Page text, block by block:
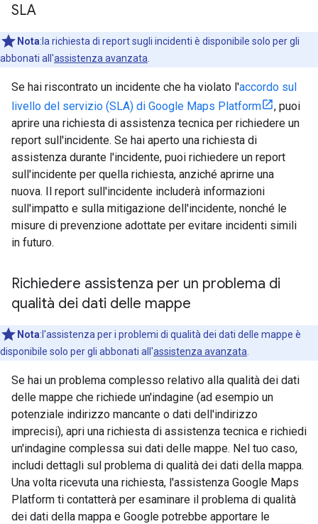
SLA
Nota:la richiesta di report sugli incidenti è disponibile solo per gli
abbonati all'assistenza avanzata
Se hai riscontrato un incidente che ha violato l'accordo sul
livello del servizio (SLA) di Google Maps Platform
, puoi
aprire una richiesta di assistenza tecnica per richiedere un
report sull'incidente. Se hai aperto una richiesta di
assistenza durante l'incidente, puoi richiedere un report
sull'incidente per quella richiesta, anziché aprirne una
nuova. Il report sull'incidente includerà informazioni
sull'impatto e sulla mitigazione dell'incidente, nonché le
misure di prevenzione adottate per evitare incidenti simili
in futuro.
Richiedere assistenza per un problema di
qualità dei dati delle mappe
Nota:l'assistenza per i problemi di qualità dei dati delle mappe è
disponibile solo per gli abbonati all'assistenza avanzata
Se hai un problema complesso relativo alla qualità dei dati
delle mappe che richiede un'indagine (ad esempio un
potenziale indirizzo mancante o dati dell'indirizzo
imprecisi), apri una richiesta di assistenza tecnica e richiedi
un'indagine complessa sui dati delle mappe. Nel tuo caso,
includi dettagli sul problema di qualità dei dati della mappa.
Una volta ricevuta una richiesta, l'assistenza Google Maps
Platform ti contatterà per esaminare il problema di qualità
dei dati della mappa e Google potrebbe apportare le